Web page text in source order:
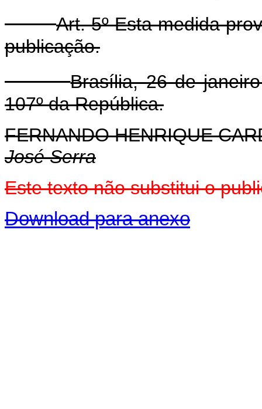
Art. 5º Esta medida
publicação.
Brasília, 26 de
107º da República.
FERNANDO HENRIQUE
José Serra
Este texto não substitui o
Download para anexo